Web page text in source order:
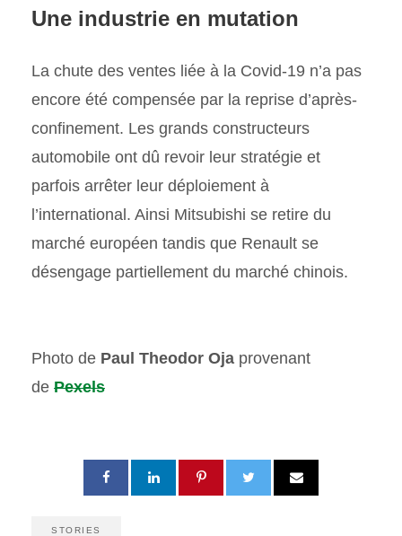
Une industrie en mutation
La chute des ventes liée à la Covid-19 n’a pas
encore été compensée par la reprise d’après-
confinement. Les grands constructeurs
automobile ont dû revoir leur stratégie et
parfois arrêter leur déploiement à
l’international. Ainsi Mitsubishi se retire du
marché européen tandis que Renault se
désengage partiellement du marché chinois.
Photo de Paul Theodor Oja provenant
de Pexels
STORIES